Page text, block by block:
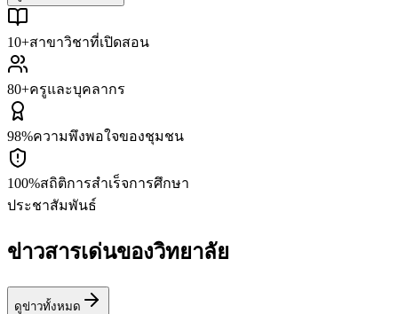
10+สาขาวิชาที่เปิดสอน
80+ครูและบุคลากร
98%ความพึงพอใจของชุมชน
100%สถิติการสำเร็จการศึกษา
ประชาสัมพันธ์
ข่าวสารเด่นของวิทยาลัย
ดูข่าวทั้งหมด